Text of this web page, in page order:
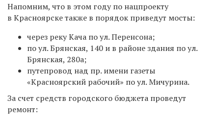
​Напомним, что в этом году по нацпроекту
в Красноярске также в порядок приведут мосты:
через реку Кача по ул. Перенсона;
по ул. Брянская, 140 и в районе здания по ул.
Брянская, 280а;
путепровод над пр. имени газеты
«Красноярский рабочий» по ул. Мичурина.
За счет средств городского бюджета проведут
ремонт: